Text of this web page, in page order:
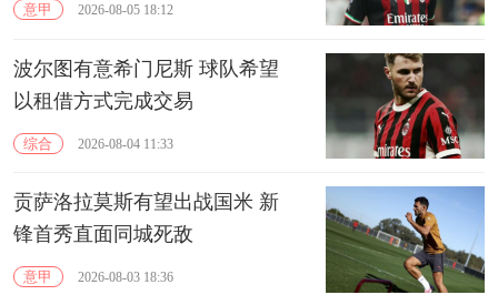
意甲 2026-08-05 18:12
波尔图有意希门尼斯 球队希望
以租借方式完成交易
综合 2026-08-04 11:33
贡萨洛拉莫斯有望出战国米 新
锋首秀直面同城死敌
意甲 2026-08-03 18:36